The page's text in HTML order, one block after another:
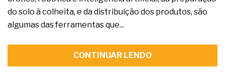
do solo à colheita, e da distribuição dos produtos, são
algumas das ferramentas que...
CONTINUAR LENDO